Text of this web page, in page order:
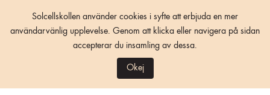
Solcellskollen använder cookies i syfte att erbjuda en mer
användarvänlig upplevelse. Genom att klicka eller navigera på sidan
accepterar du insamling av dessa.
Okej